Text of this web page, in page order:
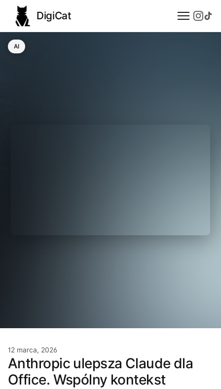
DigiCat
AI
AI
12 marca, 2026
Anthropic ulepsza Claude dla
Office. Wspólny kontekst